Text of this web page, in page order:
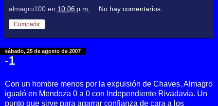
almagro100 en 10:06 p.m. No hay comentarios.:
Compartir
sábado, 25 de agosto de 2007
-1
Con un hombre menos por la expulsión de Chaves, Almagro
igualó en Mendoza 0 a 0 con Independiente Rivadavia. Un
punto que sirve para agarrar confianza de cara a los